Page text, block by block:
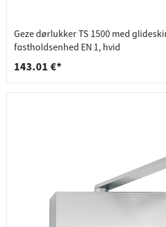
Geze dørlukker TS 1500 med
fastholdsenhed EN 1, hvid
143.01 €*